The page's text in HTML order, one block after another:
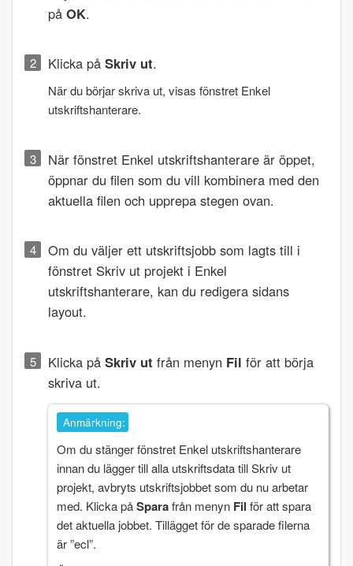
på OK.
Klicka på Skriv ut.
När du börjar skriva ut, visas fönstret Enkel
utskriftshanterare.
När fönstret Enkel utskriftshanterare är öppet,
öppnar du filen som du vill kombinera med den
aktuella filen och upprepa stegen ovan.
Om du väljer ett utskriftsjobb som lagts till i
fönstret Skriv ut projekt i Enkel
utskriftshanterare, kan du redigera sidans
layout.
Klicka på Skriv ut från menyn Fil för att börja
skriva ut.
Anmärkning:
Om du stänger fönstret Enkel utskriftshanterare
innan du lägger till alla utskriftsdata tillSkriv ut
projekt, avbryts utskriftsjobbet som du nu arbetar
med. Klicka påSparafrån menyn Fil för att spara
det aktuella jobbet. Tillägget för de sparade filerna
är ”ecl”.